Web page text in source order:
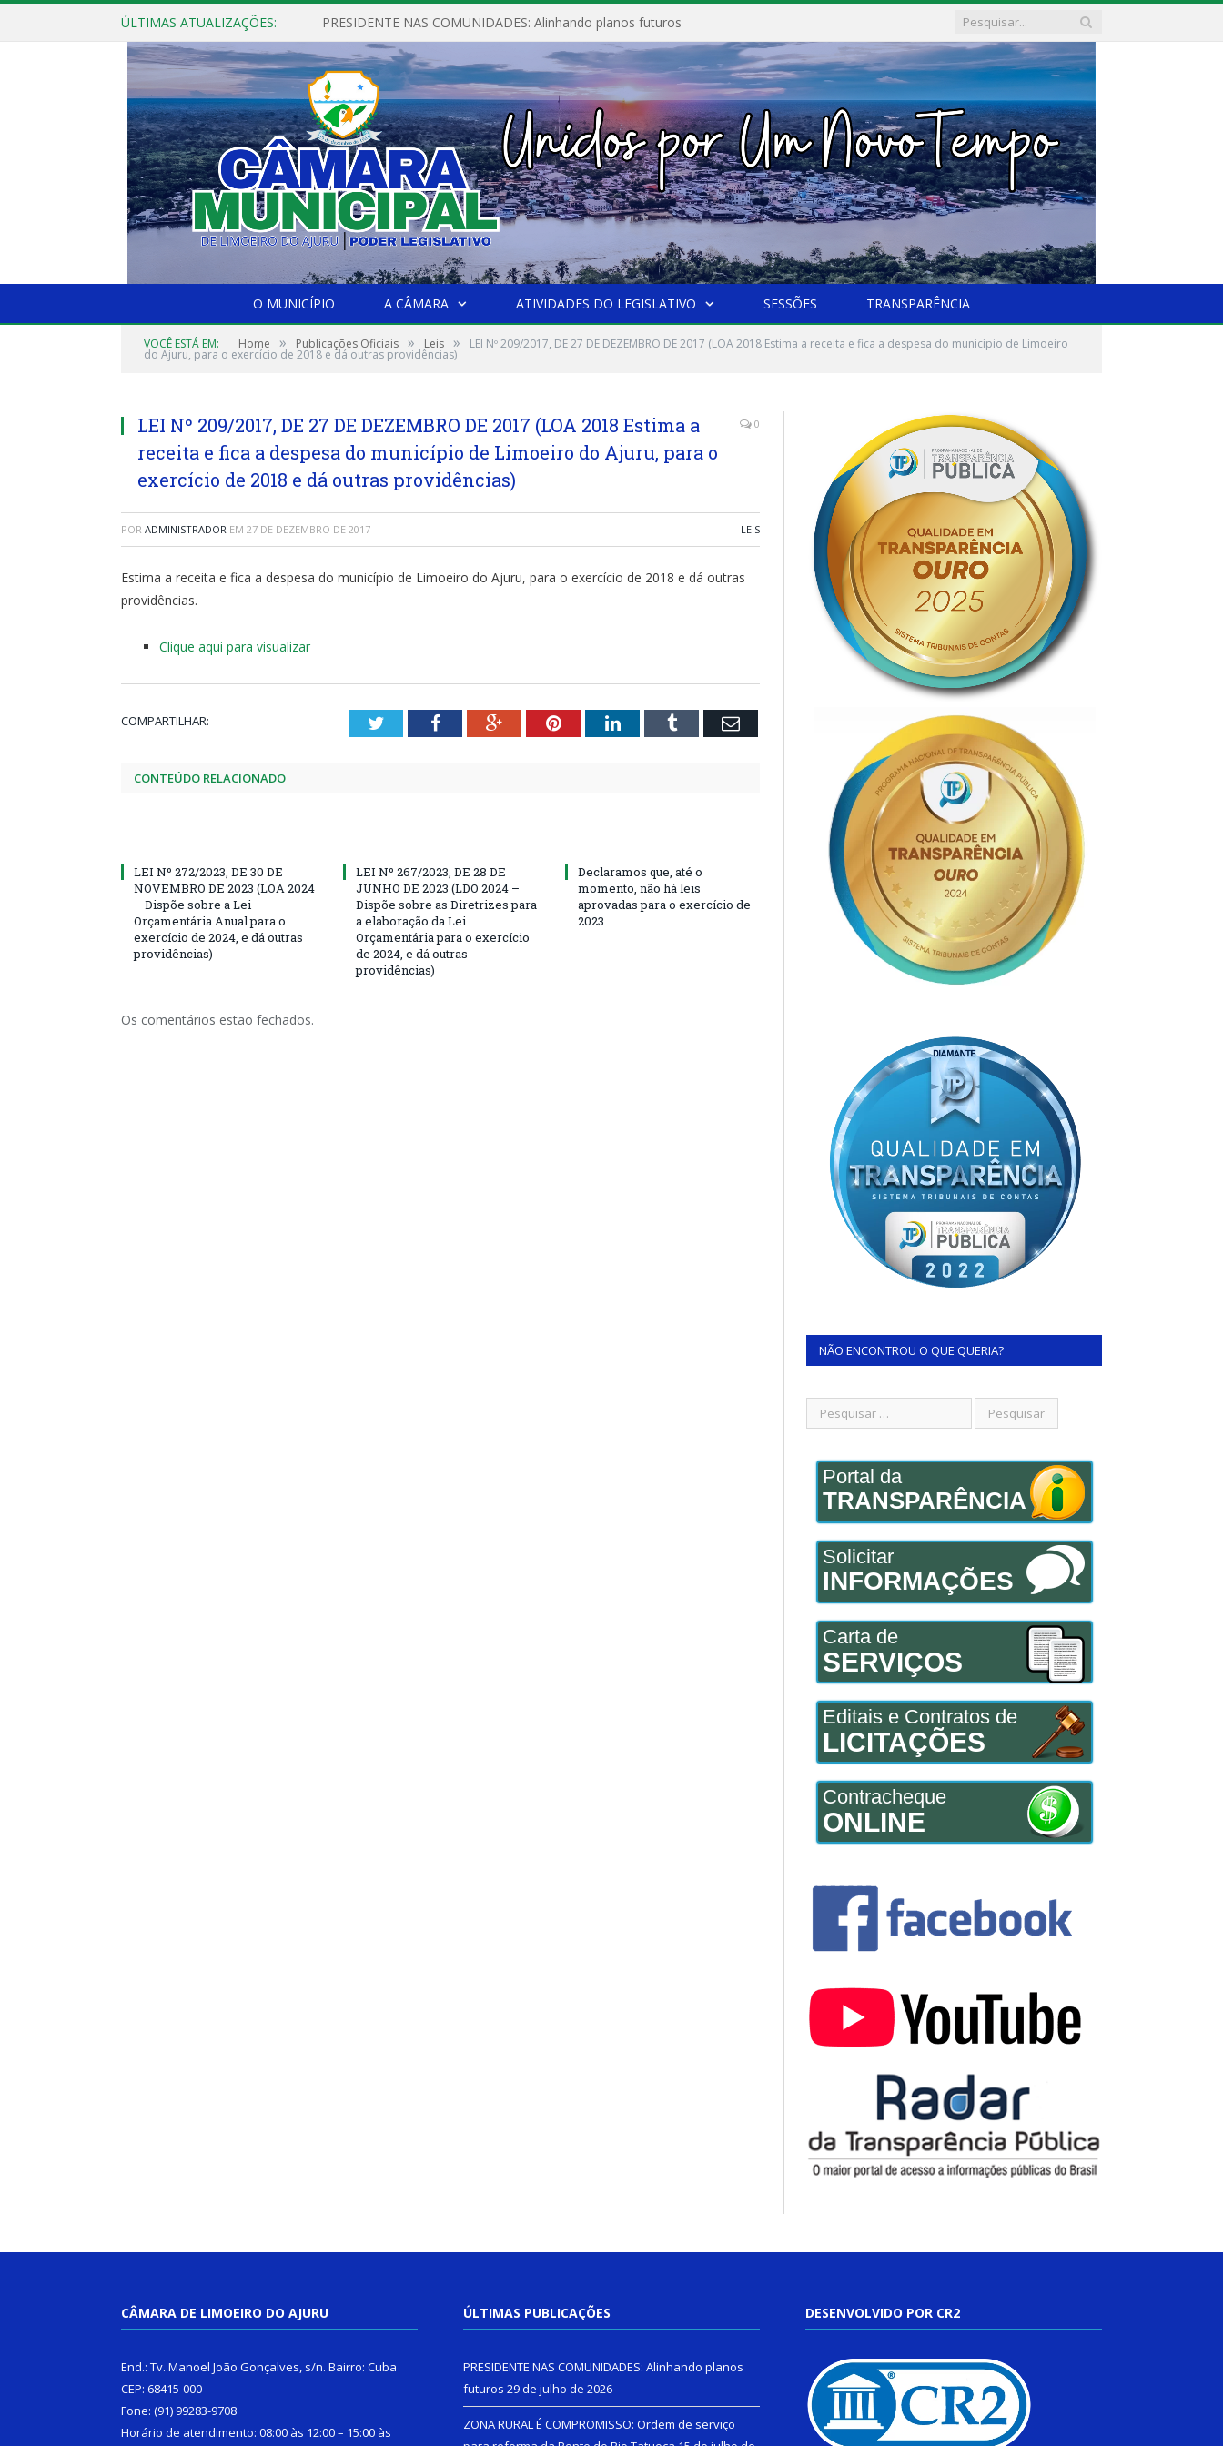
ÚLTIMAS ATUALIZAÇÕES: PRESIDENTE NAS COMUNIDADES: Alinhando planos futuros
O MUNICÍPIO A CÂMARA ATIVIDADES DO LEGISLATIVO SESSÕES TRANSPARÊNCIA
VOCÊ ESTÁ EM: Home » Publicações Oficiais » Leis » LEI Nº 209/2017, DE 27 DE DEZEMBRO DE 2017 (LOA 2018 Estima a receita e fica a despesa do município de Limoeiro
do Ajuru, para o exercício de 2018 e dá outras providências)
LEI Nº 209/2017, DE 27 DE DEZEMBRO DE 2017 (LOA 2018 Estima a
receita e fica a despesa do município de Limoeiro do Ajuru, para o
exercício de 2018 e dá outras providências)
0
POR ADMINISTRADOR EM 27 DE DEZEMBRO DE 2017 LEIS
Estima a receita e fica a despesa do município de Limoeiro do Ajuru, para o exercício de 2018 e dá outras
providências.
Clique aqui para visualizar
COMPARTILHAR: TwitterFacebookGoogle+PinterestLinkedInTumblr Email
CONTEÚDO RELACIONADO
LEI Nº 272/2023, DE 30 DE
NOVEMBRO DE 2023 (LOA 2024
– Dispõe sobre a Lei
Orçamentária Anual para o
exercício de 2024, e dá outras
providências)
LEI Nº 267/2023, DE 28 DE
JUNHO DE 2023 (LDO 2024 –
Dispõe sobre as Diretrizes para
a elaboração da Lei
Orçamentária para o exercício
de 2024, e dá outras
providências)
Declaramos que, até o
momento, não há leis
aprovadas para o exercício de
2023.
Os comentários estão fechados.
NÃO ENCONTROU O QUE QUERIA?
Portal da
TRANSPARÊNCIA
Solicitar
INFORMAÇÕES
Carta de
SERVIÇOS
Editais e Contratos de
LICITAÇÕES
Contracheque
ONLINE
CÂMARA DE LIMOEIRO DO AJURU
End.: Tv. Manoel João Gonçalves, s/n. Bairro: Cuba
CEP: 68415-000
Fone: (91) 99283-9708
Horário de atendimento: 08:00 às 12:00 – 15:00 às
ÚLTIMAS PUBLICAÇÕES
PRESIDENTE NAS COMUNIDADES: Alinhando planos
futuros 29 de julho de 2026
ZONA RURAL É COMPROMISSO: Ordem de serviço
DESENVOLVIDO POR CR2